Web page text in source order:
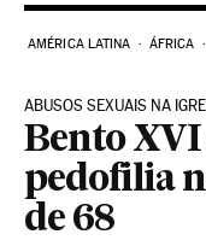
AMÉRICA LATINA ÁFRICA
ABUSOS SEXUAIS NA
Bento
pedofilia
de 68